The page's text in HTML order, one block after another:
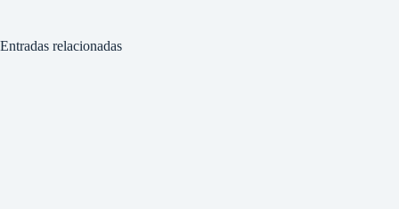
Entradas relacionadas